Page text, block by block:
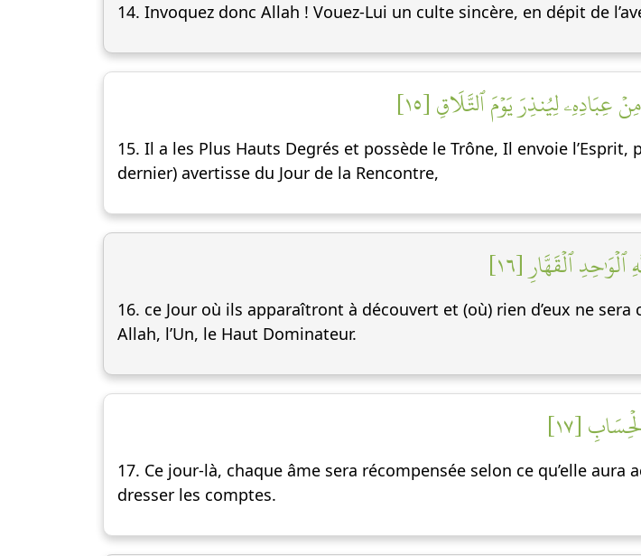
14. Invoquez donc Allah ! Vouez-Lui un culte sincère, en dépit de
لِيُنذِرَ يَوۡمَ ٱلتَّلَاقِ [١٥]
15. Il a les Plus Hauts Degrés et possède le Trône, Il envoie
dernier) avertisse du Jour de la Rencontre,
ٱلۡقَهَّارِ [١٦]
16. ce Jour où ils apparaîtront à découvert et (où) rien d’eux ne
Allah, l’Un, le Haut Dominateur.
[١٧]
17. Ce jour-là, chaque âme sera récompensée selon ce qu’elle
dresser les comptes.